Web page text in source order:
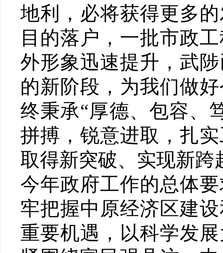
地利，必将获得更多
目的落户，一批市政
外形象迅速提升，武
的新阶段，为我们做
终秉承“厚德、包容、
拼搏，锐意进取，扎
取得新突破、实现新跨
今年政府工作的总体
牢把握中原经济区建
重要机遇，以科学发